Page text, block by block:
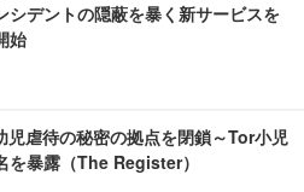
シデントの隠蔽を暴く新サービスを
始
虐待の秘密の拠点を閉鎖～Tor小児
を暴露（The Register）